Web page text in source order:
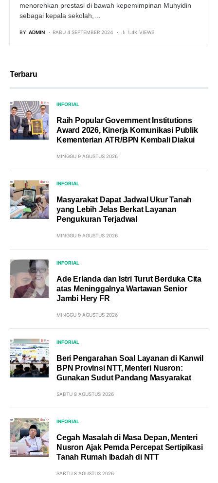
menorehkan prestasi di bawah kepemimpinan Muhyidin
sebagai kepala sekolah,…
BY ADMIN RABU 4 SEPTEMBER 2024 1.4K VIEWS
Terbaru
INFORIAL
Raih Popular Government Institutions
Award 2026, Kinerja Komunikasi Publik
Kementerian ATR/BPN Kembali Diakui
MINGGU 9 AGUSTUS 2026
INFORIAL
Masyarakat Dapat Jadwal Ukur Tanah
yang Lebih Jelas Berkat Layanan
Pengukuran Terjadwal
MINGGU 9 AGUSTUS 2026
INFORIAL
Ade Erlanda dan Istri Turut Berduka Cita
atas Meninggalnya Wartawan Senior
Jambi Hery FR
MINGGU 9 AGUSTUS 2026
INFORIAL
Beri Pengarahan Soal Layanan di Kanwil
BPN Provinsi NTT, Menteri Nusron:
Gunakan Sudut Pandang Masyarakat
SABTU 8 AGUSTUS 2026
INFORIAL
Cegah Masalah di Masa Depan, Menteri
Nusron Ajak Pemda Percepat Sertipikasi
Tanah Rumah Ibadah di NTT
SABTU 8 AGUSTUS 2026